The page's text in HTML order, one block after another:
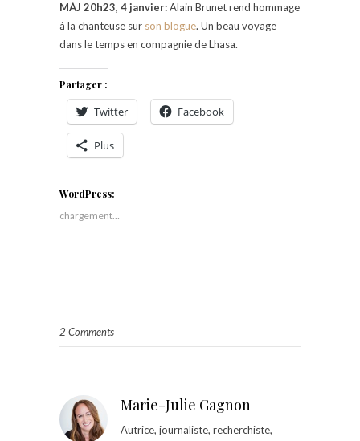
MÀJ 20h23, 4 janvier:Alain Brunet rend hommage
à la chanteuse sur son blogue. Un beau voyage
dans le temps en compagnie de Lhasa.
Partager :
Twitter Facebook
Plus
WordPress:
chargement…
2 Comments
Marie-Julie Gagnon
Autrice, journaliste, recherchiste,